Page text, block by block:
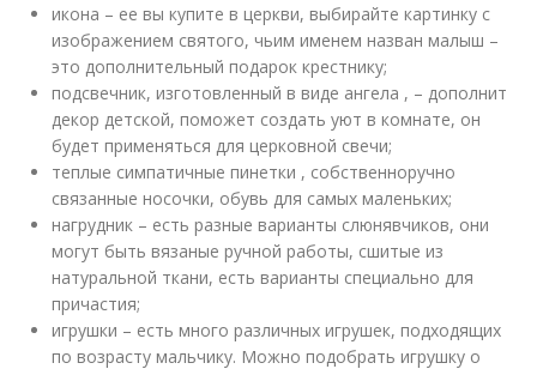
икона – ее вы купите в церкви, выбирайте картинку с
изображением святого, чьим именем назван малыш –
это дополнительный подарок крестнику;
подсвечник, изготовленный в виде ангела , – дополнит
декор детской, поможет создать уют в комнате, он
будет применяться для церковной свечи;
теплые симпатичные пинетки , собственноручно
связанные носочки, обувь для самых маленьких;
нагрудник – есть разные варианты слюнявчиков, они
могут быть вязаные ручной работы, сшитые из
натуральной ткани, есть варианты специально для
причастия;
игрушки – есть много различных игрушек, подходящих
по возрасту мальчику. Можно подобрать игрушку о